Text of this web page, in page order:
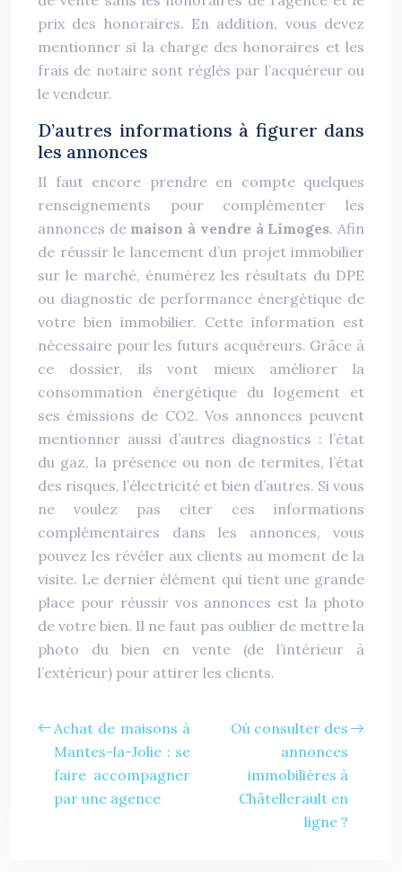
prix des honoraires. En addition, vous devez
mentionner si la charge des honoraires et les
frais de notaire sont réglés par l’acquéreur ou
le vendeur.
D’autres informations à figurer dans
les annonces
Il faut encore prendre en compte quelques
renseignements pour complémenter les
annonces de maison à vendre à Limoges. Afin
de réussir le lancement d’un projet immobilier
sur le marché, énumérez les résultats du DPE
ou diagnostic de performance énergétique de
votre bien immobilier. Cette information est
nécessaire pour les futurs acquéreurs. Grâce à
ce dossier, ils vont mieux améliorer la
consommation énergétique du logement et
ses émissions de CO2. Vos annonces peuvent
mentionner aussi d’autres diagnostics : l’état
du gaz, la présence ou non de termites, l’état
des risques, l’électricité et bien d’autres. Si vous
ne voulez pas citer ces informations
complémentaires dans les annonces, vous
pouvez les révéler aux clients au moment de la
visite. Le dernier élément qui tient une grande
place pour réussir vos annonces est la photo
de votre bien. Il ne faut pas oublier de mettre la
photo du bien en vente (de l’intérieur à
l’extérieur) pour attirer les clients.
Achat de maisons à
Mantes-la-Jolie : se
faire accompagner
par une agence
Où consulter des
annonces
immobilières à
Châtellerault en
ligne ?